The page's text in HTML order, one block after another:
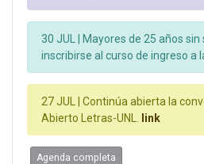
30 JUL | Mayores de 25 años
inscribirse al curso de ingreso a
27 JUL | Continúa abierta la
Abierto Letras-UNL.
link
Agenda completa